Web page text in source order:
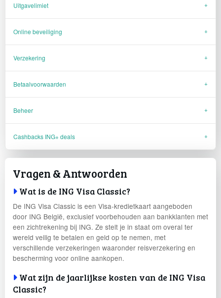
Uitgavelimiet
Online beveiliging
Verzekering
Betaalvoorwaarden
Beheer
Cashbacks ING+ deals
Vragen & Antwoorden
Wat is de ING Visa Classic?
De ING Visa Classic is een Visa-kredietkaart aangeboden
door ING België, exclusief voorbehouden aan bankklanten met
een zichtrekening bij ING. Ze stelt je in staat om overal ter
wereld veilig te betalen en geld op te nemen, met
verschillende verzekeringen waaronder reisverzekering en
bescherming voor online aankopen.
Wat zijn de jaarlijkse kosten van de ING Visa
Classic?